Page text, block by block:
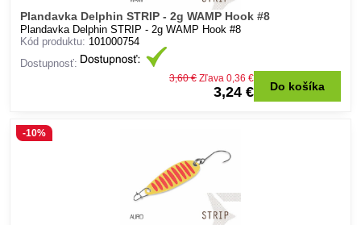
Plandavka Delphin STRIP - 2g WAMP Hook #8
Plandavka Delphin STRIP - 2g WAMP Hook #8
Kód produktu: 101000754
Dostupnosť:
3,24 €
3,60 € Zľava 0,36 €
Do košíka
-10%